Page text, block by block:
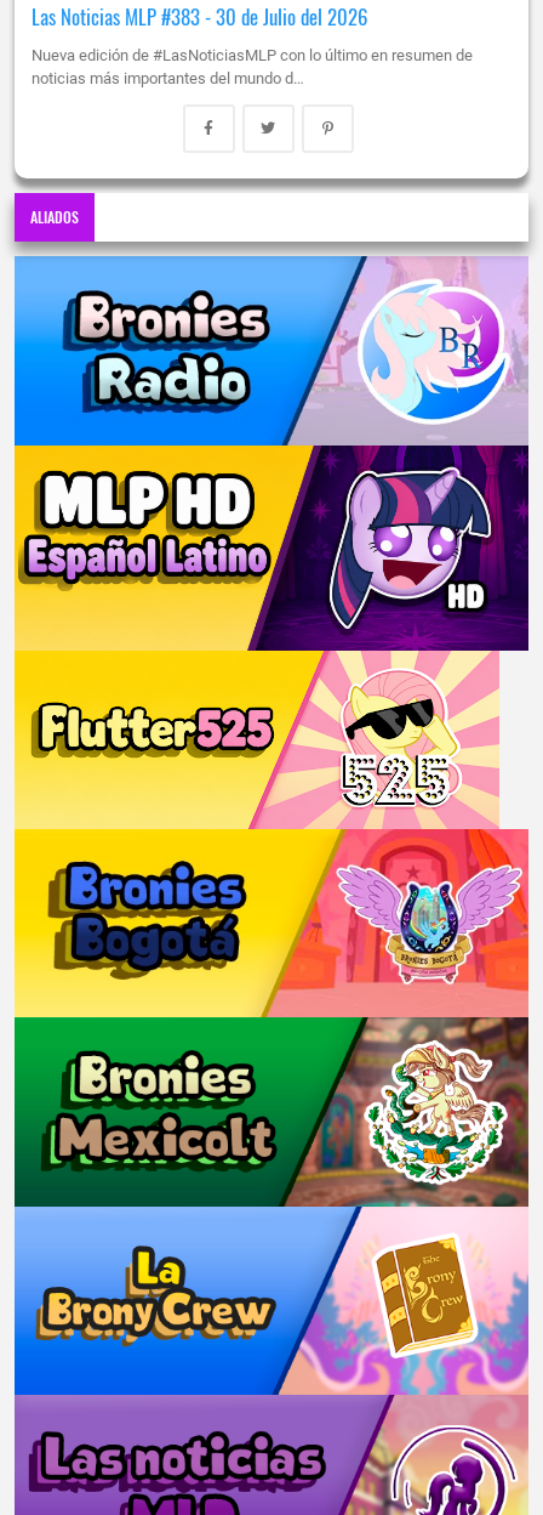
Las Noticias MLP #383 - 30 de Julio del 2026
Nueva edición de #LasNoticiasMLP con lo último en resumen de
noticias más importantes del mundo d…
ALIADOS